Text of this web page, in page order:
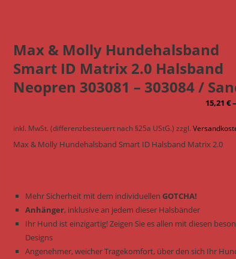
Max & Molly Hundehalsband
Smart ID Matrix 2.0 Halsband
Neopren 303081 – 303084 /
15,21 €
inkl. MwSt. (differenzbesteuert nach §25a UStG.) zzgl.
Max & Molly Hundehalsband Smart ID Halsband Matrix 2.0
Mehr Sicherheit mit dem individuellenGOTCHA!
Anhänger, inklusive an jedem dieser Halsbänder
Ihr Hund ist einzigartig! Zeigen Sie es allen mit diesen
Designs
Angenehmer, weicher Tragekomfort, über den sich Ihr